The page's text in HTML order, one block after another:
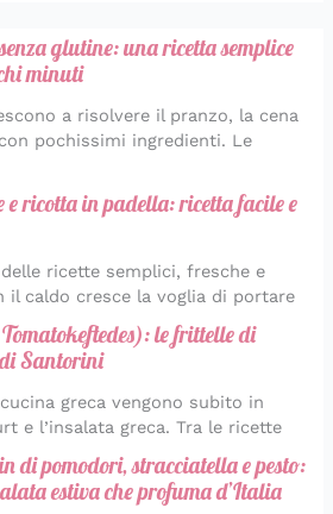
glutine: una ricetta semplice
minuti
a risolvere il pranzo, la cena
pochissimi ingredienti. Le
ricotta in padella: ricetta facile e
delle ricette semplici, fresche e
il caldo cresce la voglia di portare
le frittelle di
Santorini
greca vengono subito in
e l’insalata greca. Tra le ricette
di pomodori, stracciatella e pesto:
estiva che profuma d’Italia